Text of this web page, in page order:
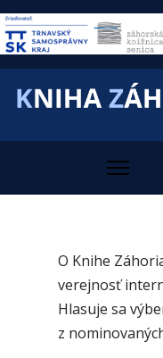
O Knihe
verejnosť
Hlasuje sa
z